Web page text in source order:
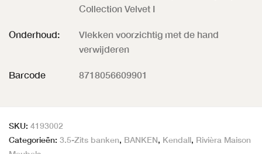
Collection Velvet I
Onderhoud:
Vlekken voorzichtig met de hand
verwijderen
Barcode 8718056609901
SKU: 4193002
Categorieën: 3.5-Zits banken, BANKEN, Kendall, Rivièra Maison